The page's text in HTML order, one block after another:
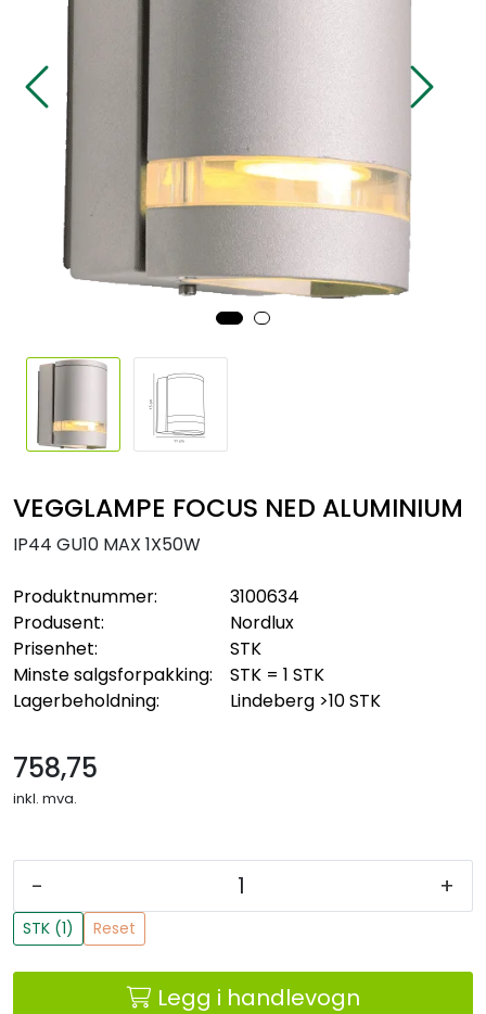
VEGGLAMPE FOCUS NED ALUMINIUM
IP44 GU10 MAX 1X50W
Produktnummer:
3100634
Produsent:
Nordlux
Prisenhet:
STK
Minste salgsforpakking:
STK = 1 STK
Lagerbeholdning:
Lindeberg >10 STK
758,75
inkl. mva.
- +
STK (1) Reset
Legg i handlevogn
Kabler
Verktøy
Outlet